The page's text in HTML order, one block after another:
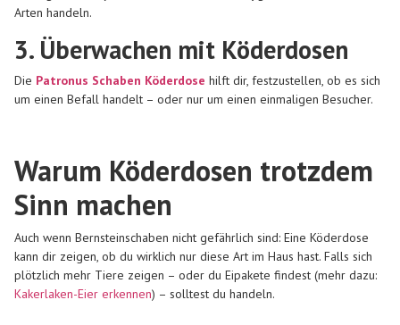
Arten handeln.
3. Überwachen mit Köderdosen
Die Patronus Schaben Köderdose hilft dir, festzustellen, ob es sich
um einen Befall handelt – oder nur um einen einmaligen Besucher.
Warum Köderdosen trotzdem
Sinn machen
Auch wenn Bernsteinschaben nicht gefährlich sind: Eine Köderdose
kann dir zeigen, ob du wirklich nur diese Art im Haus hast. Falls sich
plötzlich mehr Tiere zeigen – oder du Eipakete findest (mehr dazu:
Kakerlaken-Eier erkennen) – solltest du handeln.